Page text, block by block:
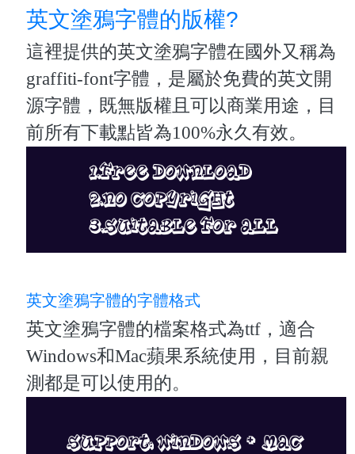
英文塗鴉字體的版權?
這裡提供的英文塗鴉字體在國外又稱為
graffiti-font字體，是屬於免費的英文開
源字體，既無版權且可以商業用途，目
前所有下載點皆為100%永久有效。
英文塗鴉字體的字體格式
英文塗鴉字體的檔案格式為ttf，適合
Windows和Mac蘋果系統使用，目前親
測都是可以使用的。